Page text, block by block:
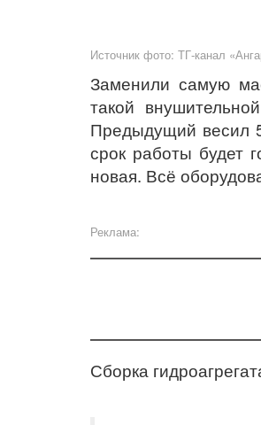
Источник фото: ТГ-канал
Заменили самую
такой
Предыдущий весил
срок работы будет
новая. Всё
Реклама:
Сборка